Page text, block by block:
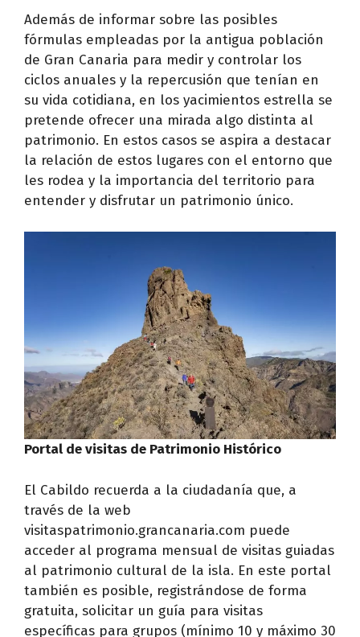
Además de informar sobre las posibles
fórmulas empleadas por la antigua población
de Gran Canaria para medir y controlar los
ciclos anuales y la repercusión que tenían en
su vida cotidiana, en los yacimientos estrella se
pretende ofrecer una mirada algo distinta al
patrimonio. En estos casos se aspira a destacar
la relación de estos lugares con el entorno que
les rodea y la importancia del territorio para
entender y disfrutar un patrimonio único.
Portal de visitas de Patrimonio Histórico
El Cabildo recuerda a la ciudadanía que, a
través de la web
visitaspatrimonio.grancanaria.com puede
acceder al programa mensual de visitas guiadas
al patrimonio cultural de la isla. En este portal
también es posible, registrándose de forma
gratuita, solicitar un guía para visitas
específicas para grupos (mínimo 10 y máximo 30